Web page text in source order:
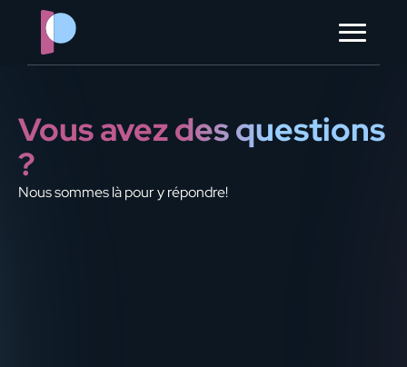
?> ?> ?> ?> ?> ?>
contact
Vous avez des questions
?
Nous sommes là pour y répondre!